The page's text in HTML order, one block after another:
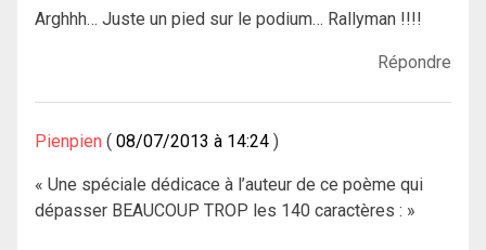
Arghhh… Juste un pied sur le podium… Rallyman !!!!
Répondre
Pienpien 08/07/2013 à 14:24
« Une spéciale dédicace à l’auteur de ce poème qui
dépasser BEAUCOUP TROP les 140 caractères : »